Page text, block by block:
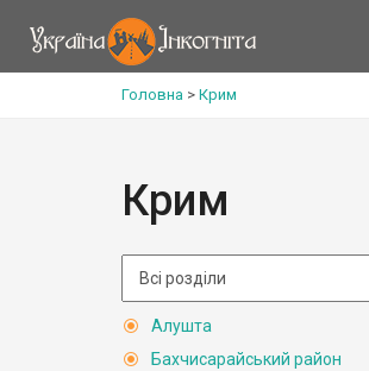
Головна > Крим
Крим
Алушта
Бахчисарайський район